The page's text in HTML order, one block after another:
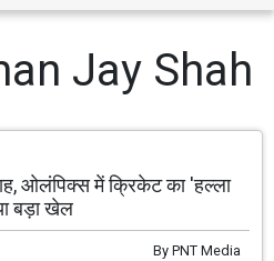
Jay Shah
ओलंपिक्स में क्रिकेट का 'हल्ला
बड़ा खेल
By PNT Media